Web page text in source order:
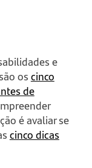
e
oscinco
de
é avaliar se
cinco dicas